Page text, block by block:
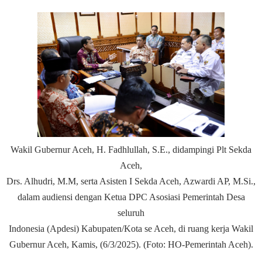
Wakil Gubernur Aceh, H. Fadhlullah, S.E., didampingi Plt Sekda
Aceh,
Drs. Alhudri, M.M, serta Asisten I Sekda Aceh, Azwardi AP, M.Si.,
dalam audiensi dengan Ketua DPC Asosiasi Pemerintah Desa
seluruh
Indonesia (Apdesi) Kabupaten/Kota se Aceh, di ruang kerja Wakil
Gubernur Aceh, Kamis, (6/3/2025). (Foto: HO-Pemerintah Aceh).